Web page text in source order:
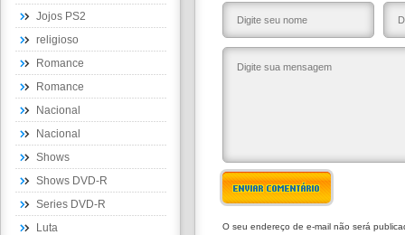
Jojos PS2
religioso
Romance
Romance
Nacional
Nacional
Shows
Shows DVD-R
Series DVD-R
Luta
ENVIAR COMENTÁRIO
O seu endereço de e-mail não será